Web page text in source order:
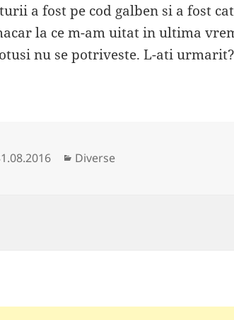
a fost pe cod galben si a fost
la ce m-am uitat in ultima
nu se potriveste. L-ati urmarit?
Categorii
Diverse